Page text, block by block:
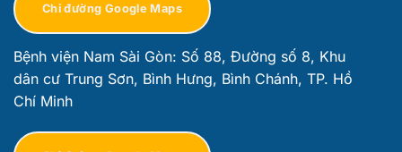
Chỉ đường Google Maps
Bệnh viện Nam Sài Gòn: Số 88, Đường số 8, Khu
dân cư Trung Sơn, Bình Hưng, Bình Chánh, TP. Hồ
Chí Minh